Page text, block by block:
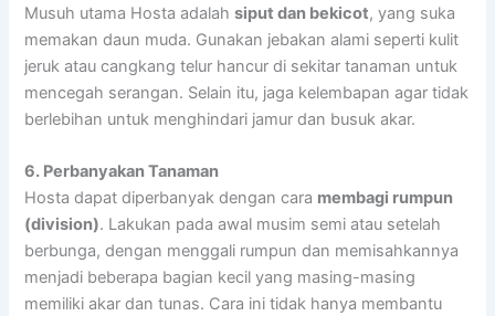
Musuh utama Hosta adalahsiput dan bekicot, yang suka
memakan daun muda. Gunakan jebakan alami seperti kulit
jeruk atau cangkang telur hancur di sekitar tanaman untuk
mencegah serangan. Selain itu, jaga kelembapan agar tidak
berlebihan untuk menghindari jamur dan busuk akar.
6. Perbanyakan Tanaman
Hosta dapat diperbanyak dengan cara membagi rumpun
(division). Lakukan pada awal musim semi atau setelah
berbunga, dengan menggali rumpun dan memisahkannya
menjadi beberapa bagian kecil yang masing-masing
memiliki akar dan tunas. Cara ini tidak hanya membantu